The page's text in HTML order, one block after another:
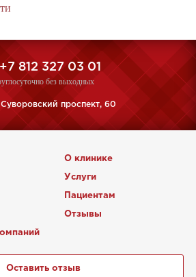
812 327 03 01
без выходных
проспект, 60
О клинике
Услуги
Пациентам
Отзывы
Оставить отзыв